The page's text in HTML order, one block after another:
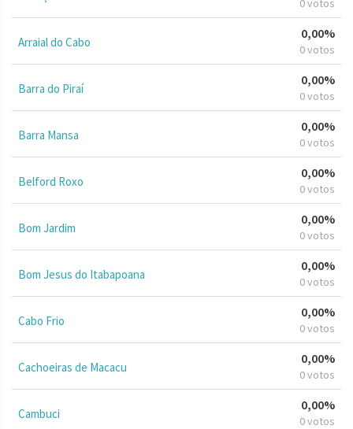
Arraial do Cabo
0,00%
0 votos
Barra do Piraí
0,00%
0 votos
Barra Mansa
0,00%
0 votos
Belford Roxo
0,00%
0 votos
Bom Jardim
0,00%
0 votos
Bom Jesus do Itabapoana
0,00%
0 votos
Cabo Frio
0,00%
0 votos
Cachoeiras de Macacu
0,00%
0 votos
Cambuci
0,00%
0 votos